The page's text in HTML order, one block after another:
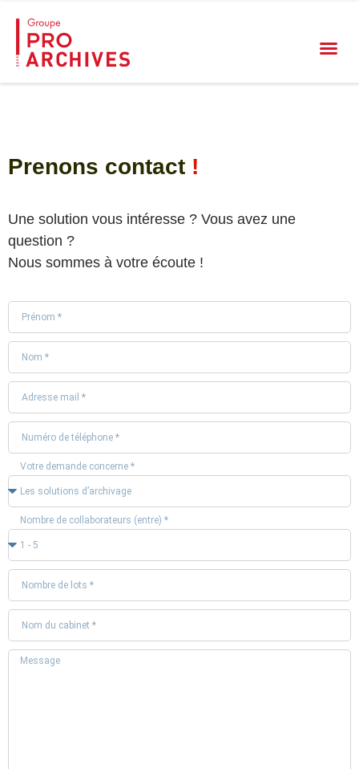
Prenons contact !
Une solution vous intéresse ? Vous avez une
question ?
Nous sommes à votre écoute !
Votre demande concerne *
Nombre de collaborateurs (entre) *